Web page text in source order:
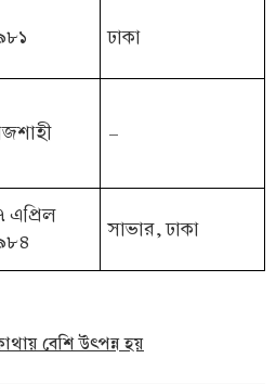
ঢাকা
-
এপ্রিল
সাভার, ঢাকা
বেশি উৎপন্ন হয়